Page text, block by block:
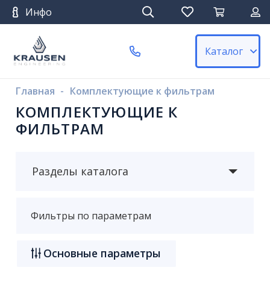
Инфо
Каталог
Главная - Комплектующие к фильтрам
КОМПЛЕКТУЮЩИЕ К
ФИЛЬТРАМ
Разделы каталога
Фильтры по параметрам
Основные параметры